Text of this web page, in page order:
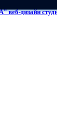
веб-дизайн